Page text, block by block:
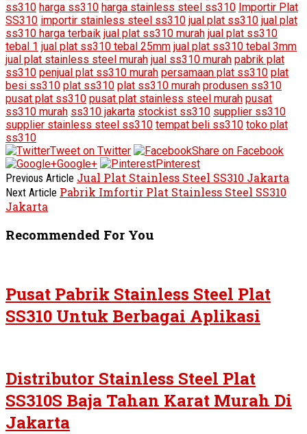
ss310 harga ss310 harga stainless steel ss310 Importir Plat
SS310 importir stainless steel ss310 jual plat ss310 jual plat
ss310 harga terbaik jual plat ss310 murah jual plat ss310
tebal 1 jual plat ss310 tebal 25mm jual plat ss310 tebal 3mm
jual plat stainless steel murah jual ss310 murah pabrik plat
ss310 penjual plat ss310 murah persamaan plat ss310 plat
besi ss310 plat ss310 plat ss310 murah produsen ss310
pusat plat ss310 pusat plat stainless steel murah pusat
ss310 murah ss310 jakarta stockist ss310 supplier ss310
supplier stainless steel ss310 tempat beli ss310 toko plat
ss310
Tweet on Twitter
Share on Facebook
Google+
Pinterest
Previous Article Jual Plat Stainless Steel SS310 Jakarta
Next Article Pabrik Imfortir Plat Stainless Steel SS310
Jakarta
Recommended For You
Pusat Pabrik Stainless Steel Plat
SS310 Untuk Berbagai Aplikasi
Distributor Stainless Steel Plat
SS310S Baja Tahan Karat Murah Di
Jakarta